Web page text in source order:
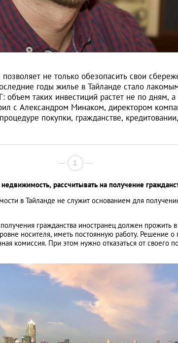
не только обезопасить свои
годы жилье в Тайланде стало
объем таких инвестиций растет не по дням, а
с Александром Минаком, директором
покупки, гражданстве,
1
рассчитывать на получение
в Тайланде не служит основанием для
гражданства иностранец должен прожить
носителя, иметь постоянную работу. Решение о
комиссия. При этом нужно отказаться от своего